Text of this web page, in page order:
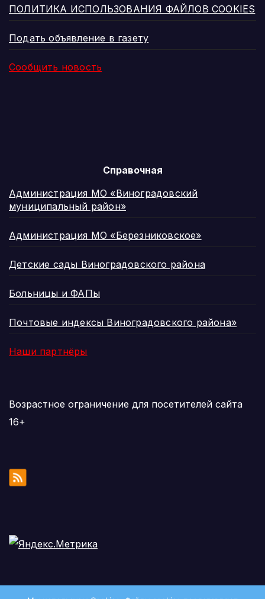
ПОЛИТИКА ИСПОЛЬЗОВАНИЯ ФАЙЛОВ COOKIES
Подать объявление в газету
Сообщить новость
Справочная
Администрация МО «Виноградовский
муниципальный район»
Администрация МО «Березниковское»
Детские сады Виноградовского района
Больницы и ФАПы
Почтовые индексы Виноградовского района»
Наши партнёры
Возрастное ограничение для посетителей сайта
16+